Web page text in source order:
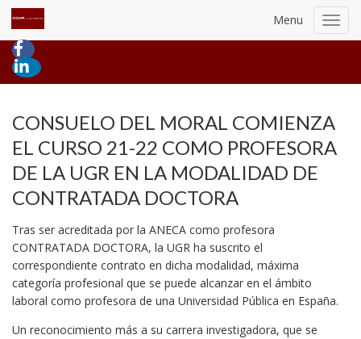
Menu
CONSUELO DEL MORAL COMIENZA
EL CURSO 21-22 COMO PROFESORA
DE LA UGR EN LA MODALIDAD DE
CONTRATADA DOCTORA
Tras ser acreditada por la ANECA como profesora
CONTRATADA DOCTORA, la UGR ha suscrito el
correspondiente contrato en dicha modalidad, máxima
categoría profesional que se puede alcanzar en el ámbito
laboral como profesora de una Universidad Pública en España.
Un reconocimiento más a su carrera investigadora, que se